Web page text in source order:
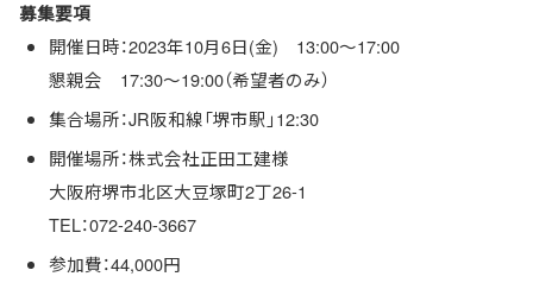
募集要項
開催日時：2023年10月6日(金) 13:00～17:00
懇親会 17:30～19:00（希望者のみ）
集合場所：JR阪和線「堺市駅」12:30
開催場所：株式会社正田工建様
大阪府堺市北区大豆塚町2丁26-1
TEL：072-240-3667
参加費：44,000円